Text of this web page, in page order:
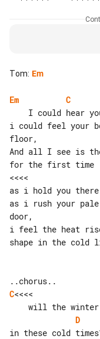
Tom: Em
Em C
i could feel your
floor,
And all I see is
for the first time
<<<<
as i hold you
as i rush your
door,
i feel the heat
shape in the cold
C
D
in these cold